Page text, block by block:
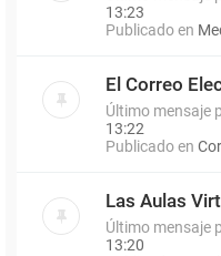
13:23
Publicado en
El Correo
Último mensaje
13:22
Publicado en
Las Aulas
Último mensaje
13:20